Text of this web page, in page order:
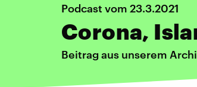
Podcast vom 23.3.2021
Corona,
Beitrag aus unserem